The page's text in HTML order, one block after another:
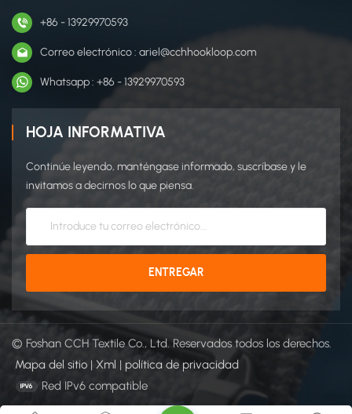
+86 - 13929970593
Correo electrónico : ariel@cchhookloop.com
Whatsapp : +86 - 13929970593
HOJA INFORMATIVA
Continúe leyendo, manténgase informado, suscríbase y le
invitamos a decirnos lo que piensa.
© Foshan CCH Textile Co., Ltd. Reservados todos los derechos.
Mapa del sitio | Xml | política de privacidad
Red IPv6 compatible